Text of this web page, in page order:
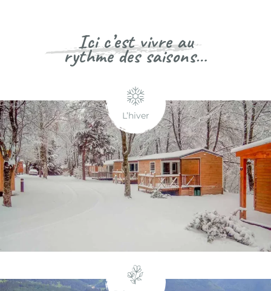
Ici c’est vivre au
rythme des saisons…
L’hiver